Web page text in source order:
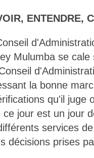
ENTENDRE,
Mulumba se
la bonne
qu'il juge
ce jour est un jour
services
décisions prises